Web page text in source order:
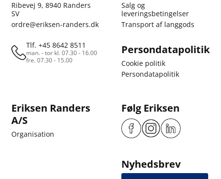
Ribevej 9, 8940 Randers
SV
ordre@eriksen-randers.dk
Tlf. +45 8642 8511
man. - tor kl. 07.30 - 16.00
fre. 07.30 - 15.00
Salg og
leveringsbetingelser
Transport af langgods
Persondatapolitik
Cookie politik
Persondatapolitik
Eriksen Randers
A/S
Organisation
Følg Eriksen
Nyhedsbrev